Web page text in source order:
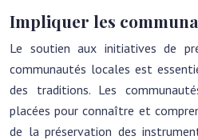
Impliquer les
Le soutien aux initiatives de
communautés locales est
des traditions. Les
placées pour connaître et
de la préservation des